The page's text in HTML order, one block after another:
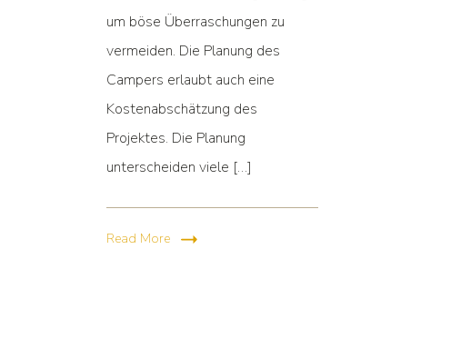
um böse Überraschungen zu
vermeiden. Die Planung des
Campers erlaubt auch eine
Kostenabschätzung des
Projektes. Die Planung
unterscheiden viele […]
Read More